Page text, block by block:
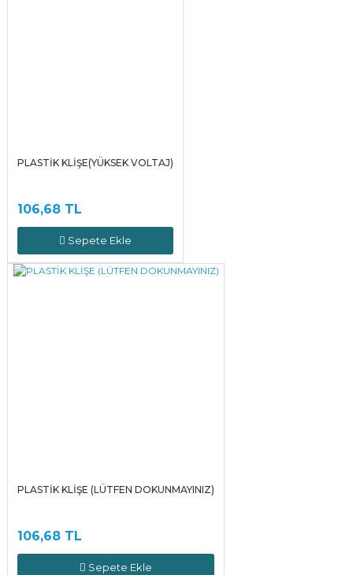
PLASTİK KLİŞE(YÜKSEK VOLTAJ)
106,68 TL
Sepete Ekle
PLASTİK KLİŞE (LÜTFEN DOKUNMAYINIZ)
106,68 TL
Sepete Ekle